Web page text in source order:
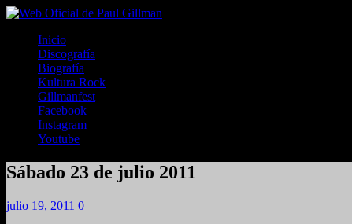
Inicio
Discografía
Biografía
Kultura Rock
Gillmanfest
Facebook
Instagram
Youtube
Sábado 23 de julio 2011
julio 19, 2011 0